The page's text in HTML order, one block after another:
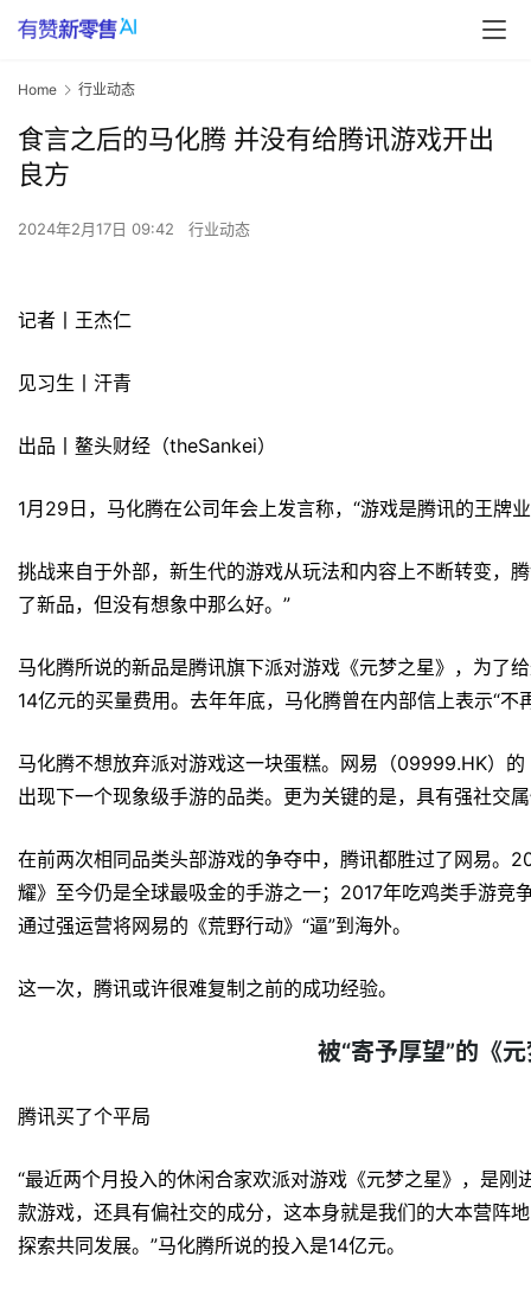
Home 行业动态
食言之后的马化腾 并没有给腾讯游戏开出
良方
2024年2月17日 09:42 行业动态
记者丨王杰仁
见习生丨汗青
出品丨鳌头财经（theSankei）
1月29日，马化腾在公司年会上发言称，“游戏是腾讯的王牌
挑战来自于外部，新生代的游戏从玩法和内容上不断转变，
了新品，但没有想象中那么好。”
马化腾所说的新品是腾讯旗下派对游戏《元梦之星》，为了
14亿元的买量费用。去年年底，马化腾曾在内部信上表示“不
马化腾不想放弃派对游戏这一块蛋糕。网易（09999.HK）
出现下一个现象级手游的品类。更为关键的是，具有强社交
在前两次相同品类头部游戏的争夺中，腾讯都胜过了网易。
耀》至今仍是全球最吸金的手游之一；2017年吃鸡类手游竞
通过强运营将网易的《荒野行动》“逼”到海外。
这一次，腾讯或许很难复制之前的成功经验。
被“寄予厚望”的《
腾讯买了个平局
“最近两个月投入的休闲合家欢派对游戏《元梦之星》，是刚
款游戏，还具有偏社交的成分，这本身就是我们的大本营阵
探索共同发展。”马化腾所说的投入是14亿元。